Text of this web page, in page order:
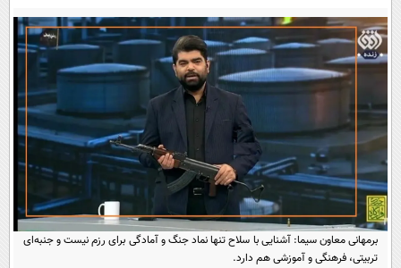
خودرو
حوادث
سلامت
یک برش دانایی
سفر و تفریح
ورزشی
بین الملل
سیاست خارجی
فرهنگ و هنر
علم و دانش
فناوری و It
علمی
اخبار کریپتو
قرآن
گوناگون
سرگرمی
باشگاه مغز
مجله تصویری سلاح
فیلم
اقتصاد
عصر ایران 2
خواندنی ها و دیدنی ها
برمهانی معاون سیما: آشنایی با سلاح تنها نماد جنگ و آمادگی برای رزم نیست و جنبه‌ای
تربیتی، فرهنگی و آموزشی هم دارد.